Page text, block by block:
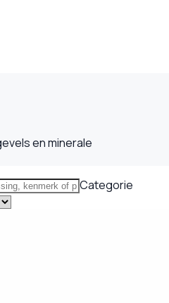
en minerale
Categorie